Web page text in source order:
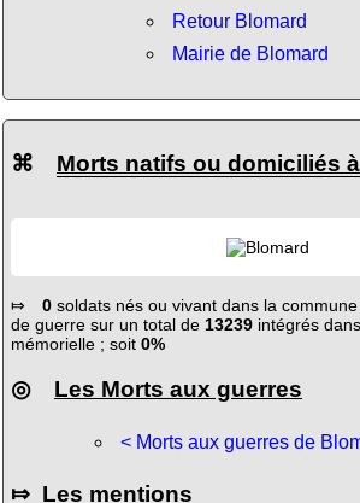
Retour Blomard
Mairie de Blomard
⌘ Morts natifs ou domiciliés
⤇ 0soldats nés ou vivant dans la
de guerre sur un total de 13239intégrés
mémorielle ; soit 0%
◎ Les Morts aux guerres
< Morts aux guerres de
⤇ Les mentions